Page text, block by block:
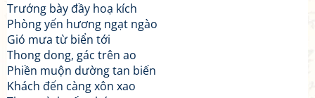
Trướng bày đầy hoạ kích
Phòng yến hương ngạt ngào
Gió mưa từ biển tới
Thong dong, gác trên ao
Phiền muộn dường tan biến
Khách đến càng xôn xao